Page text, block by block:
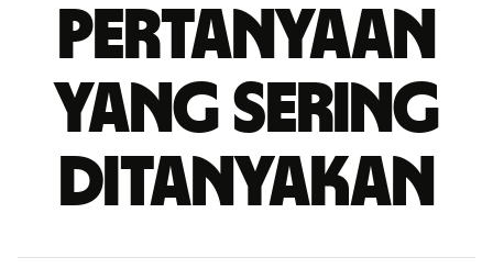
Pertanyaan
yang sering
ditanyakan